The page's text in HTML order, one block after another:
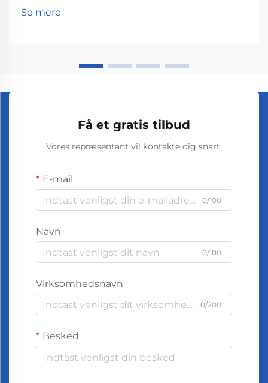
psykologer har fundet ud af angående lugters
Se mere
Få et gratis tilbud
Vores repræsentant vil kontakte dig snart.
E-mail
0/100
Navn
0/100
Virksomhedsnavn
0/200
Besked